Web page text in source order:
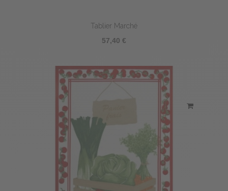
Tablier Marché
57,40 €